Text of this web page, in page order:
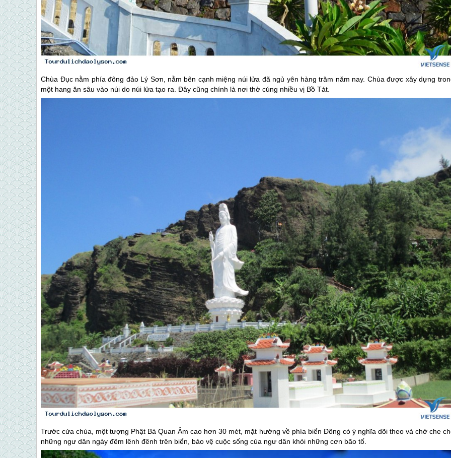
Chùa Đục nằm phía đông đảo Lý Sơn , nằm bên cạnh miệng núi lửa đã ngủ yên hàng trăm năm nay. Chùa được xây dựng
một hang ăn sâu vào núi do núi lửa tạo ra. Đây cũng chính là nơi thờ cúng nhiều vị Bồ Tát.
Trước cửa chùa, một tượng Phật Bà Quan Âm cao hơn 30 mét, mặt hướng về phía biển Đông có ý nghĩa dõi theo và chở che
những ngư dân ngày đêm lênh đênh trên biển, bảo vệ cuộc sống của ngư dân khỏi những cơn bão tố.